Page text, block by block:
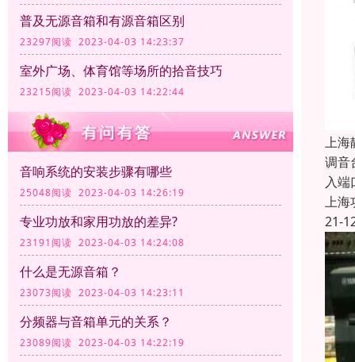
普及无源音箱和有源音箱区别
23297阅读 2023-04-03 14:23:37
室外广场、体育馆等场所的拾音技巧
23215阅读 2023-04-03 14:22:44
音响系统的安装步骤有哪些
25048阅读 2023-04-03 14:26:19
专业功放和家用功放的差异?
23191阅读 2023-04-03 14:24:08
什么是无源音箱？
23073阅读 2023-04-03 14:23:11
分频器与音箱单元的关系？
23089阅读 2023-04-03 14:22:19
上海
调音
入
上海
21-